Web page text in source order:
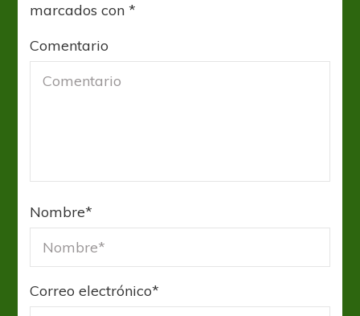
marcados con*
Comentario
Nombre*
Correo electrónico*